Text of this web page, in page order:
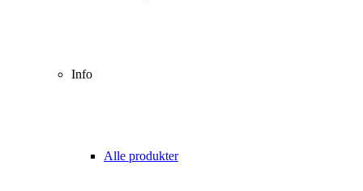
Info
Alle produkter